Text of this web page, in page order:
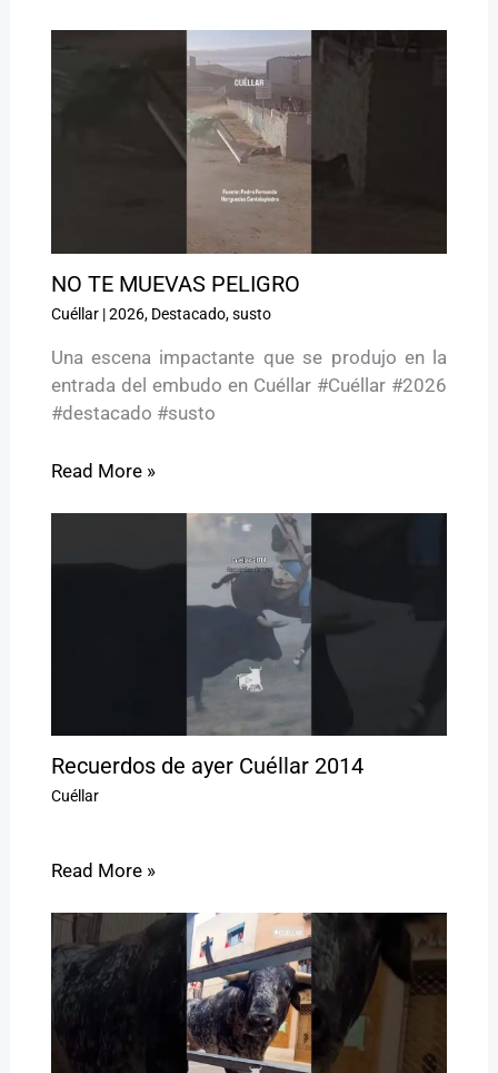
NO TE MUEVAS PELIGRO ️
Cuéllar|2026, Destacado,susto
Una escena impactante que se produjo en la
entrada del embudo en Cuéllar #Cuéllar #2026
#destacado #susto
Read More »
Recuerdos de ayer Cuéllar 2014
Cuéllar
Read More »